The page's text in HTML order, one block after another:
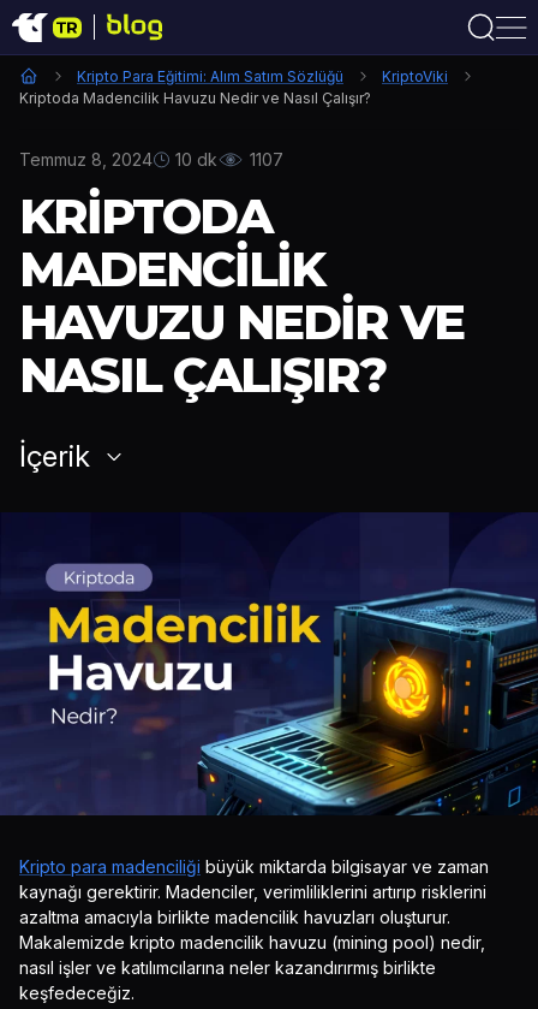
Kripto Para Eğitimi: Alım Satım Sözlüğü
KriptoViki
Kriptoda Madencilik Havuzu Nedir ve Nasıl Çalışır?
Temmuz 8, 2024 10 dk 1107
KRIPTODA
MADENCILIK
HAVUZU NEDIR VE
NASIL ÇALIŞIR?
İçerik
Kripto para madenciliği büyük miktarda bilgisayar ve zaman
kaynağı gerektirir. Madenciler, verimliliklerini artırıp risklerini
azaltma amacıyla birlikte madencilik havuzları oluşturur.
Makalemizde kripto madencilik havuzu (mining pool) nedir,
nasıl işler ve katılımcılarına neler kazandırırmış birlikte
keşfedeceğiz.